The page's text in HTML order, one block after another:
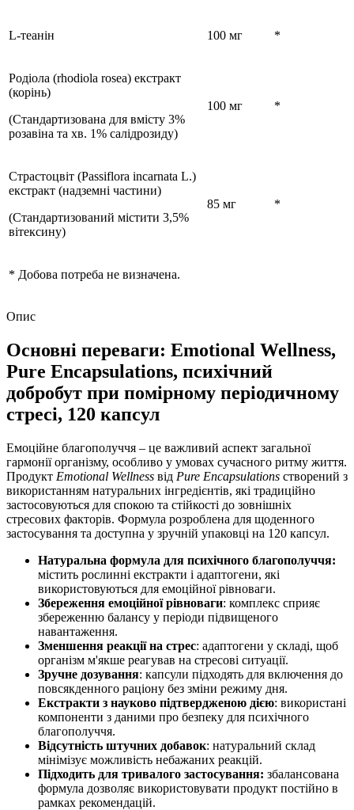
L-теанін 100 мг *
Родіола (rhodiola rosea) екстракт
(корінь)
(Стандартизована для вмісту 3%
розавіна та хв. 1% салідрозиду)
100 мг *
Страстоцвіт (Passiflora incarnata L.)
екстракт (надземні частини)
(Стандартизований містити 3,5%
вітексину)
85 мг *
* Добова потреба не визначена.
Опис
Основні переваги: Emotional Wellness,
Pure Encapsulations, психічний
добробут при помірному періодичному
стресі, 120 капсул
Емоційне благополуччя – це важливий аспект загальної
гармонії організму, особливо у умовах сучасного ритму життя.
Продукт Emotional Wellness від Pure Encapsulations створений з
використанням натуральних інгредієнтів, які традиційно
застосовуються для спокою та стійкості до зовнішніх
стресових факторів. Формула розроблена для щоденного
застосування та доступна у зручній упаковці на 120 капсул.
Натуральна формула для психічного благополуччя:
містить рослинні екстракти і адаптогени, які
використовуються для емоційної рівноваги.
Збереження емоційної рівноваги: комплекс сприяє
збереженню балансу у періоди підвищеного
навантаження.
Зменшення реакції на стрес: адаптогени у складі, щоб
організм м'якше реагував на стресові ситуації.
Зручне дозування: капсули підходять для включення до
повсякденного раціону без зміни режиму дня.
Екстракти з науково підтвердженою дією: використані
компоненти з даними про безпеку для психічного
благополуччя.
Відсутність штучних добавок: натуральний склад
мінімізує можливість небажаних реакцій.
Підходить для тривалого застосування: збалансована
формула дозволяє використовувати продукт постійно в
рамках рекомендацій.